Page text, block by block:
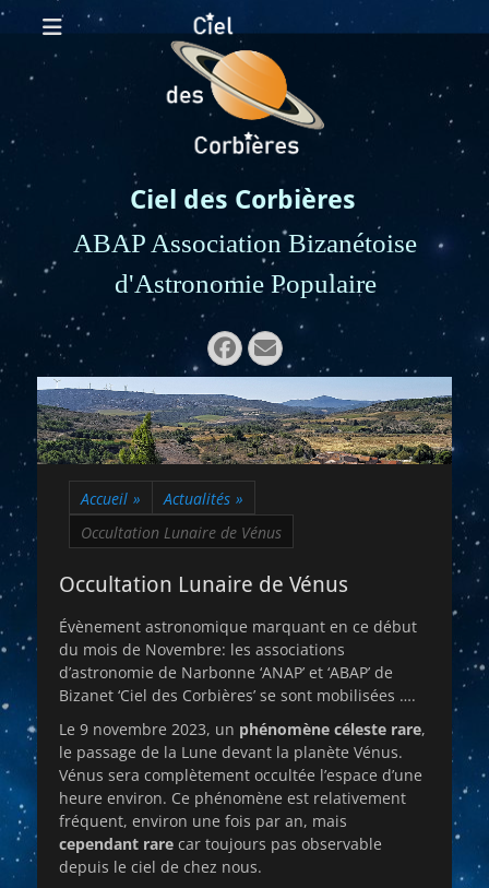
Ciel des Corbières
ABAP Association Bizanétoise
d'Astronomie Populaire
Rechercher :
Facebook
E-
mail
Accueil » Actualités »
Occultation Lunaire de Vénus
Occultation Lunaire de Vénus
Évènement astronomique marquant en ce début
du mois de Novembre: les associations
d’astronomie de Narbonne ‘ANAP’ et ‘ABAP’ de
Bizanet ‘Ciel des Corbières’ se sont mobilisées ….
Le 9 novembre 2023, un phénomène céleste rare,
le passage de la Lune devant la planète Vénus.
Vénus sera complètement occultée l’espace d’une
heure environ. Ce phénomène est relativement
fréquent, environ une fois par an, mais
cependant rare car toujours pas observable
depuis le ciel de chez nous.